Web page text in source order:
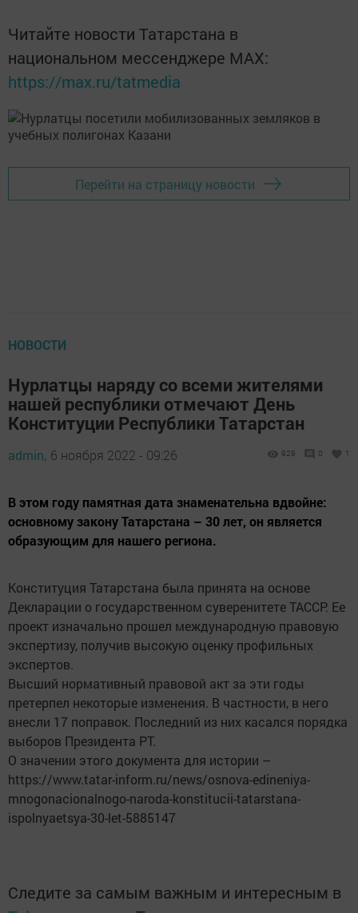
Читайте новости Татарстана в
национальном мессенджере MАХ:
https://max.ru/tatmedia
Перейти на страницу новости
НОВОСТИ
Нурлатцы наряду со всеми жителями
нашей республики отмечают День
Конституции Республики Татарстан
admin, 6 ноября 2022 - 09:26 929 0 1
В этом году памятная дата знаменательна вдвойне:
основному закону Татарстана – 30 лет, он является
образующим для нашего региона.
Конституция Татарстана была принята на основе
Декларации о государственном суверенитете ТАССР. Ее
проект изначально прошел международную правовую
экспертизу, получив высокую оценку профильных
экспертов.
Высший нормативный правовой акт за эти годы
претерпел некоторые изменения. В частности, в него
внесли 17 поправок. Последний из них касался порядка
выборов Президента РТ.
О значении этого документа для истории –
https://www.tatar-inform.ru/news/osnova-edineniya-
mnogonacionalnogo-naroda-konstitucii-tatarstana-
ispolnyaetsya-30-let-5885147
Следите за самым важным и интересным в